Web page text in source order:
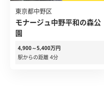
東京都中野区
モナージュ中野平和の森公
園
4,900～5,400万円
駅からの距離 4分